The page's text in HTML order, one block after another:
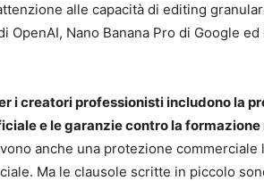
alle capacità di editing
OpenAI, Nano Banana Pro di Google
i creatori professionisti includono la
e le garanzie contro la
anche una protezione
Ma le clausole scritte in piccolo